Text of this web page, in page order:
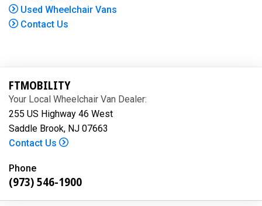
Used Wheelchair Vans
Contact Us
FTMOBILITY
Your Local Wheelchair Van Dealer:
255 US Highway 46 West
Saddle Brook, NJ 07663
Contact Us
Phone
(973) 546-1900